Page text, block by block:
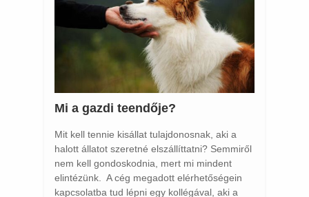
Mi a gazdi teendője?
Mit kell tennie kisállat tulajdonosnak, aki a
halott állatot szeretné elszállíttatni? Semmiről
nem kell gondoskodnia, mert mi mindent
elintézünk. A cég megadott elérhetőségein
kapcsolatba tud lépni egy kollégával, aki a